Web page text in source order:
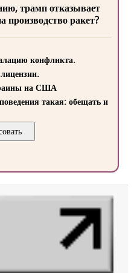
трамп отказывает
ракет?
конфликта.
на США
такая: обещать и